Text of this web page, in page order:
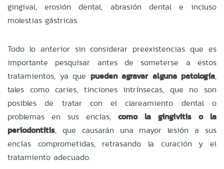
gingival, erosión dental, abrasión dental e incluso
molestias gástricas.
Todo lo anterior sin considerar preexistencias que es
importante pesquisar antes de someterse a estos
tratamientos, ya que pueden agravar alguna patología,
tales como caries, tinciones intrínsecas, que no son
posibles de tratar con el clareamiento dental o
problemas en sus encías, como la gingivitis o la
periodontitis, que causarán una mayor lesión a sus
encías comprometidas, retrasando la curación y el
tratamiento adecuado.